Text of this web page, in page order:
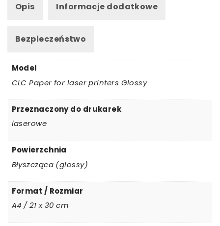
Opis
Informacje dodatkowe
Bezpieczeństwo
Model
CLC Paper for laser printers Glossy
Przeznaczony do drukarek
laserowe
Powierzchnia
Błyszcząca (glossy)
Format / Rozmiar
A4 / 21 x 30 cm